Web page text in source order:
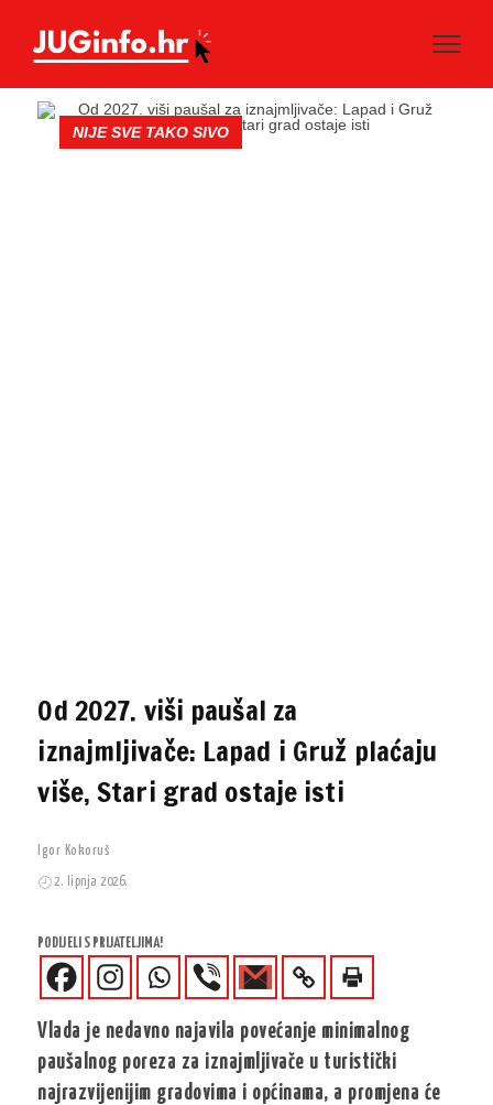
NIJE SVE TAKO SIVO
Od 2027. viši paušal za
iznajmljivače: Lapad i Gruž plaćaju
više, Stari grad ostaje isti
Igor Kokoruš
2. lipnja 2026.
PODIJELI S PRIJATELJIMA!
Vlada je nedavno najavila povećanje minimalnog
paušalnog poreza za iznajmljivače u turistički
najrazvijenijim gradovima i općinama, a promjena će